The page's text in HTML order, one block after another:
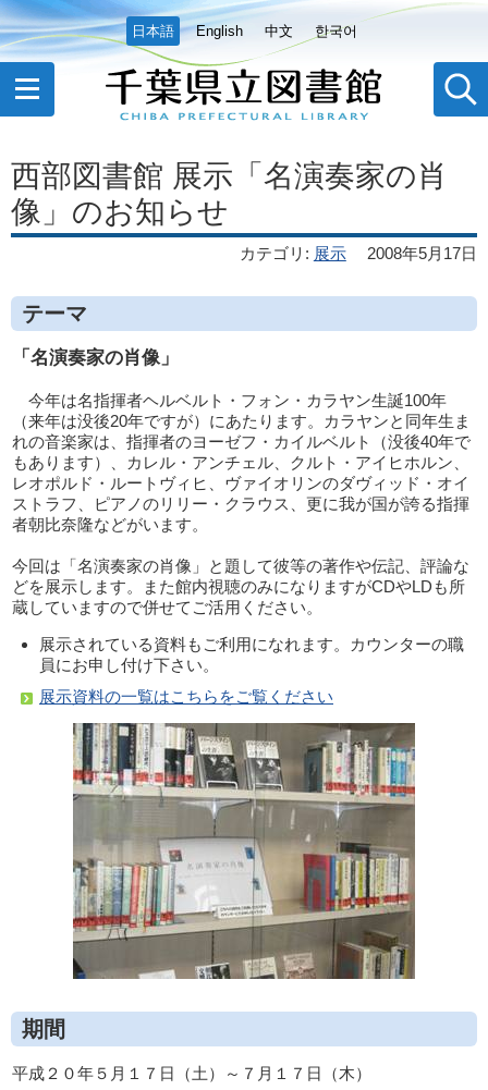
日本語 English 中文 한국어
西部図書館 展示「名演奏家の肖
像」のお知らせ
カテゴリ : 展示 2008年5月17日
テーマ
「名演奏家の肖像」
今年は名指揮者ヘルベルト・フォン・カラヤン生誕100年
（来年は没後20年ですが）にあたります。カラヤンと同年生ま
れの音楽家は、指揮者のヨーゼフ・カイルベルト（没後40年で
もあります）、カレル・アンチェル、クルト・アイヒホルン、
レオポルド・ルートヴィヒ、ヴァイオリンのダヴィッド・オイ
ストラフ、ピアノのリリー・クラウス、更に我が国が誇る指揮
者朝比奈隆などがいます。
今回は「名演奏家の肖像」と題して彼等の著作や伝記、評論な
どを展示します。また館内視聴のみになりますがCDやLDも所
蔵していますので併せてご活用ください。
展示されている資料もご利用になれます。カウンターの職
員にお申し付け下さい。
展示資料の一覧はこちらをご覧ください
期間
平成２０年５月１７日（土）～７月１７日（木）